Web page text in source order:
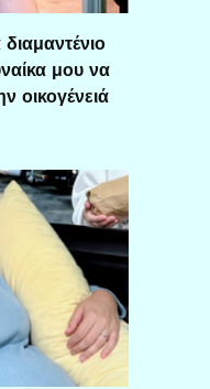
μου να
οικογένειά